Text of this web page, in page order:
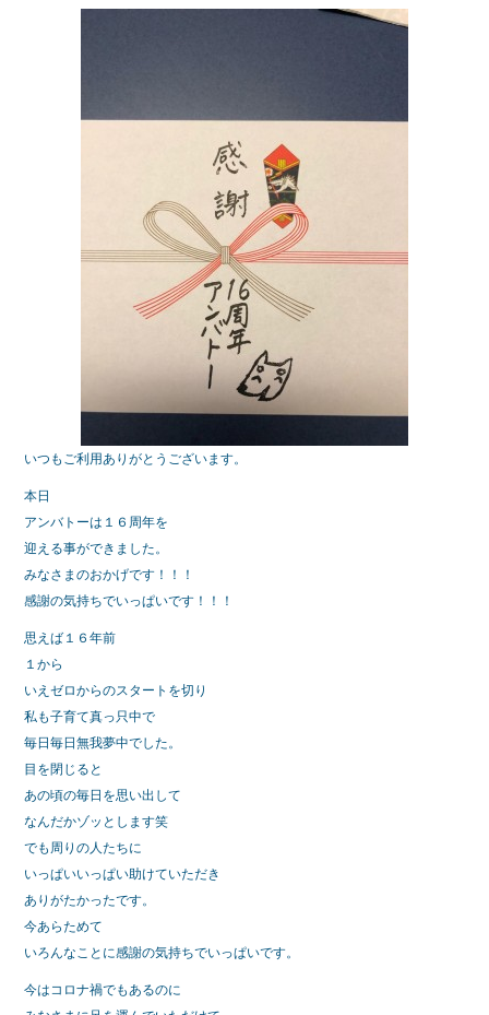
c
o
tt
e
いつもご利用ありがとうございます。
本日
アンバトーは１６周年を
迎える事ができました。
みなさまのおかげです！！！
感謝の気持ちでいっぱいです！！！
思えば１６年前
１から
いえゼロからのスタートを切り
私も子育て真っ只中で
毎日毎日無我夢中でした。
目を閉じると
あの頃の毎日を思い出して
なんだかゾッとします笑
でも周りの人たちに
いっぱいいっぱい助けていただき
ありがたかったです。
今あらためて
いろんなことに感謝の気持ちでいっぱいです。
今はコロナ禍でもあるのに